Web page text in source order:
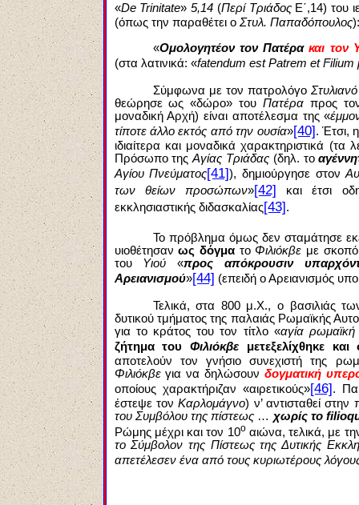
«De Trinitate» 5,14 (Περί ΤριάδοςΕ΄,14) του
(όπως την παραθέτει ο Στυλ. Παπαδόπουλος):
«Ομολογητέον τον Πατέρακαι τον
(στα λατινικά: «fatendum est Patrem et
Σύμφωνα με τον πατρολόγο
θεώρησε ως «δώρο» τουΠατέρα προς
μοναδική Αρχή) είναι αποτέλεσμα της «
τίποτε άλλο εκτός από την ουσία»[40]. Έτσι,
ιδιαίτερα και μοναδικά χαρακτηριστικά (τα
Πρόσωπο τηςΑγίας Τριάδας (δηλ. το
Αγίου Πνεύματος[41]), δημιούργησε στον
των θείων προσώπων»[42] και έτσι
εκκλησιαστικής διδασκαλίας[43].
Το πρόβλημα όμως δεν σταμάτησε
υιοθέτησανως δόγματο Φιλιόκβε με σκοπό
του Υιού «προς απόκρουσιν
Αρειανισμού»[44] (επειδή ο Αρειανισμός
Τελικά, στα 800 μ.Χ., ο βασιλιάς
δυτικού τμήματος της παλαιάς Ρωμαϊκής
για το κράτος του τον τίτλο «αγία
ζήτημα του Φιλιόκβε μετεξελίχθηκε και
αποτελούν τον γνήσιο συνεχιστή της
Φιλιόκβεγια να δηλώσουνδογματική
οποίους χαρακτήριζαν «αιρετικούς»[46].
έστεψε τονΚαρλομάγνο) ν’ αντισταθεί στην
του Συμβόλου της πίστεως … χωρίς το
Ρώμης μέχρι και τον 10οαιώνα, τελικά, με
το Σύμβολον της Πίστεως της Δυτικής
απετέλεσεν ένα από τους κυριωτέρους